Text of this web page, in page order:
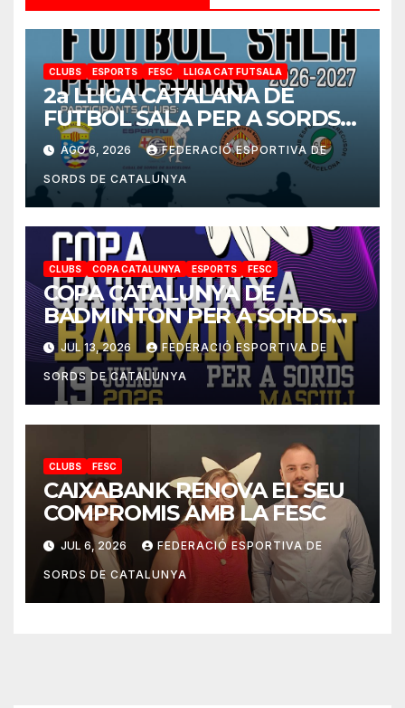
CLUBS ESPORTS FESC LLIGA CAT FUTSALA
2a LLIGA CATALANA DE
FUTBOL SALA PER A SORDS
2026-2027
AGO 6, 2026 FEDERACIÓ ESPORTIVA DE
SORDS DE CATALUNYA
CLUBS COPA CATALUNYA ESPORTS FESC
COPA CATALUNYA DE
BADMINTON PER A SORDS
2026
JUL 13, 2026 FEDERACIÓ ESPORTIVA DE
SORDS DE CATALUNYA
CLUBS FESC
CAIXABANK RENOVA EL SEU
COMPROMIS AMB LA FESC
JUL 6, 2026 FEDERACIÓ ESPORTIVA DE
SORDS DE CATALUNYA